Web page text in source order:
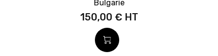
Bulgarie
150,00 €